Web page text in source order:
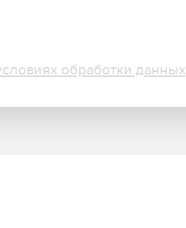
обработки данных